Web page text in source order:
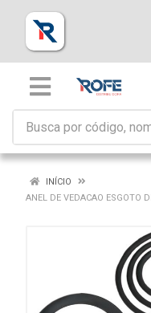
INÍCIO
ANEL DE VEDACAO ESGOTO